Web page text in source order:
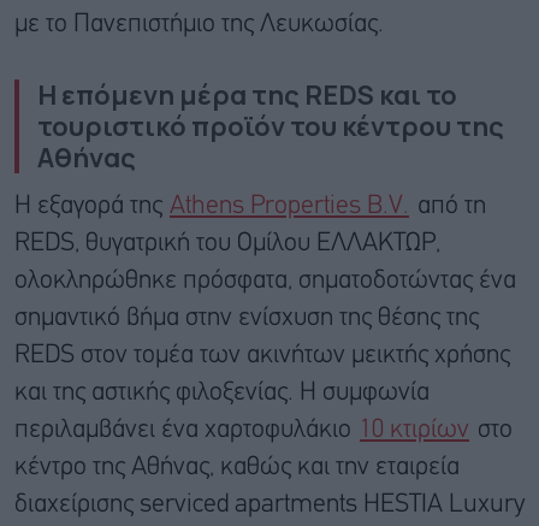
με το Πανεπιστήμιο της Λευκωσίας.
Η επόμενη μέρα της REDS και το
τουριστικό προϊόν του κέντρου της
Αθήνας
Η εξαγορά της Athens Properties B.V. από τη
REDS, θυγατρική του Ομίλου ΕΛΛΑΚΤΩΡ,
ολοκληρώθηκε πρόσφατα, σηματοδοτώντας ένα
σημαντικό βήμα στην ενίσχυση της θέσης της
REDS στον τομέα των ακινήτων μεικτής χρήσης
και της αστικής φιλοξενίας. Η συμφωνία
περιλαμβάνει ένα χαρτοφυλάκιο
10 κτιρίων στο
κέντρο της Αθήνας, καθώς και την εταιρεία
διαχείρισης serviced apartments HESTIA Luxury